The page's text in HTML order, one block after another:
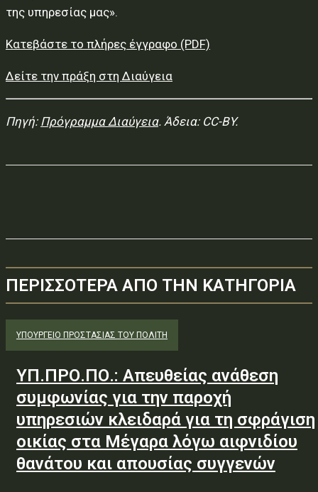
της υπηρεσίας μας».
Κατεβάστε το πλήρες έγγραφο (PDF)
Δείτε την πράξη στη Διαύγεια
Πηγή: Πρόγραμμα Διαύγεια. Άδεια: CC-BY.
ΠΕΡΙΣΣΟΤΕΡΑ ΑΠΟ ΤΗΝ ΚΑΤΗΓΟΡΙΑ
ΥΠΟΥΡΓΕΊΟ ΠΡΟΣΤΑΣΊΑΣ ΤΟΥ ΠΟΛΊΤΗ
ΥΠ.ΠΡΟ.ΠΟ.: Απευθείας ανάθεση
συμφωνίας για την παροχή
υπηρεσιών κλειδαρά για τη σφράγιση
οικίας στα Μέγαρα λόγω αιφνιδίου
θανάτου και απουσίας συγγενών